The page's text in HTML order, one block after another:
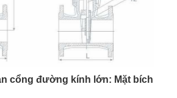
cổng đường kính lớn: Mặt bích